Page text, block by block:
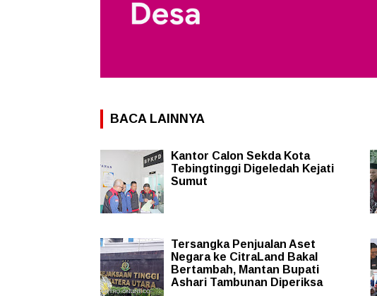
BACA LAINNYA
Kantor Calon Sekda Kota
Tebingtinggi Digeledah Kejati
Sumut
Tersangka Penjualan Aset
Negara ke CitraLand Bakal
Bertambah, Mantan Bupati
Ashari Tambunan Diperiksa